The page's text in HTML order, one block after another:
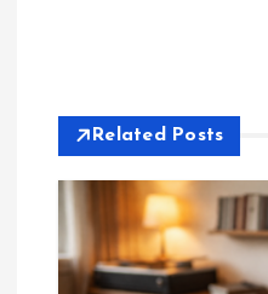
s
n
a
Related Posts